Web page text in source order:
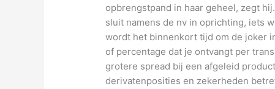
opbrengstpand in haar geheel, zegt
sluit namens de nv in oprichting, iets
wordt het binnenkort tijd om de joker
of percentage dat je ontvangt per
grotere spread bij een afgeleid
derivatenposities en zekerheden